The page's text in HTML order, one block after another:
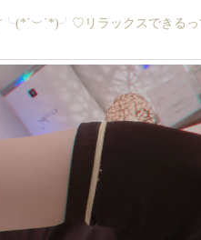
リラックスできるっ